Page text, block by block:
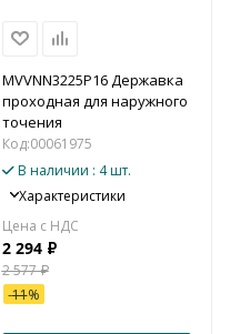
MVVNN3225P16 Державка
проходная для наружного
точения
Код:00061975
В наличии : 4 шт.
Характеристики
2 294₽
2 577₽
-11%